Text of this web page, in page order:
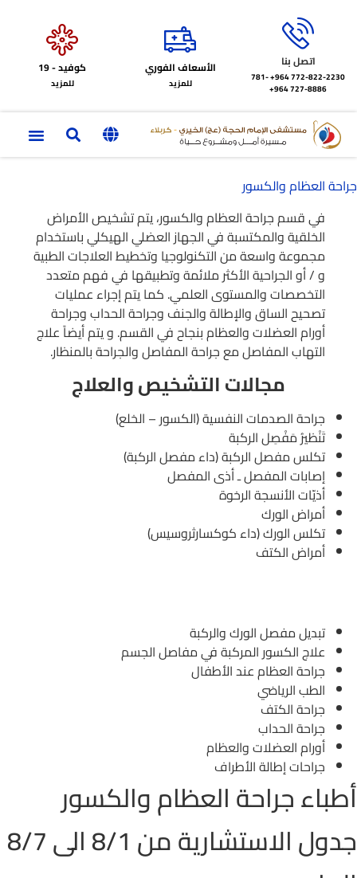
اتصل بنا
772-822-2230‏ 964+
781-
727-8886 964+
الأسعاف الفوري
للمزيد
كوفيد - 19
للمزيد
جراحة العظام والكسور
في قسم جراحة العظام والكسور، يتم تشخيص الأمراض
الخلقية والمكتسبة في الجهاز العضلي الهيكلي باستخدام
مجموعة واسعة من التكنولوجيا وتخطيط العلاجات الطبية
و / أو الجراحية الأكثر ملائمة وتطبيقها في فهم متعدد
التخصصات والمستوى العلمي. كما يتم إجراء عمليات
تصحيح الساق والإطالة والجنف وجراحة الحداب وجراحة
أورام العضلات والعظام بنجاح في القسم. و يتم أيضاً علاج
التهاب المفاصل مع جراحة المفاصل والجراحة بالمنظار.
مجالات التشخيص والعلاج
جراحة الصدمات النفسية (الكسور – الخلع)
تَنْظيرُ مَفْصِل الركبة
تكلس مفصل الركبة (داء مفصل الركبة)
إصابات المفصل ـ أذى المفصل
أذيّات الأنسجة الرخوة
أمراض الورك
تكلس الورك (داء كوكسارثروسيس)
أمراض الكتف
تبديل مفصل الورك والركبة
علاج الكسور المركبة في مفاصل الجسم
جراحة العظام عند الأطفال
الطب الرياضي
جراحة الكتف
جراحة الحداب
أورام العضلات والعظام
جراحات إطالة الأطراف
أطباء جراحة العظام والكسور
جدول الاستشارية من 8/1 الى 8/7